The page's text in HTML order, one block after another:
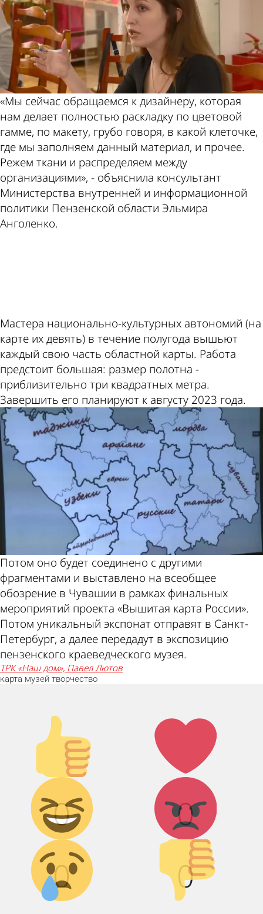
«Мы сейчас обращаемся к дизайнеру, которая
нам делает полностью раскладку по цветовой
гамме, по макету, грубо говоря, в какой клеточке,
где мы заполняем данный материал, и прочее.
Режем ткани и распределяем между
организациями», - объяснила консультант
Министерства внутренней и информационной
политики Пензенской области Эльмира
Анголенко.
Мастера национально-культурных автономий (на
карте их девять) в течение полугода вышьют
каждый свою часть областной карты. Работа
предстоит большая: размер полотна -
приблизительно три квадратных метра.
Завершить его планируют к августу 2023 года.
Потом оно будет соединено с другими
фрагментами и выставлено на всеобщее
обозрение в Чувашии в рамках финальных
мероприятий проекта «Вышитая карта России».
Потом уникальный экспонат отправят в Санкт-
Петербург, а далее передадут в экспозицию
пензенского краеведческого музея.
ТРК «Наш дом», Павел Лютов
карта музей творчество
Палец
вверх!
0
Лайк!
0
Дикий смех!
0
Агрессия!
0
Грусть :(
Палец
вниз!